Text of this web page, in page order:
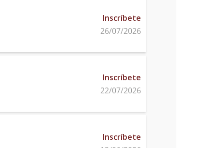
Inscríbete
26/07/2026
Inscríbete
22/07/2026
Inscríbete